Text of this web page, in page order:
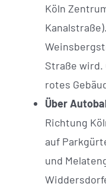
Köln
Straße wird.
rotes
Über
Richtung
auf
und